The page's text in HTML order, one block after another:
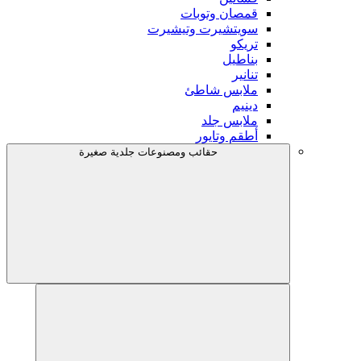
قمصان وتوبات
سويتشيرت وتيشيرت
تريكو
بناطيل
تنانير
ملابس شاطئ
دينيم
ملابس جلد
أطقم وتايور
حقائب ومصنوعات جلدية صغيرة